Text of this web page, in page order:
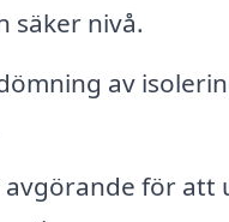
säker nivå.
av
för